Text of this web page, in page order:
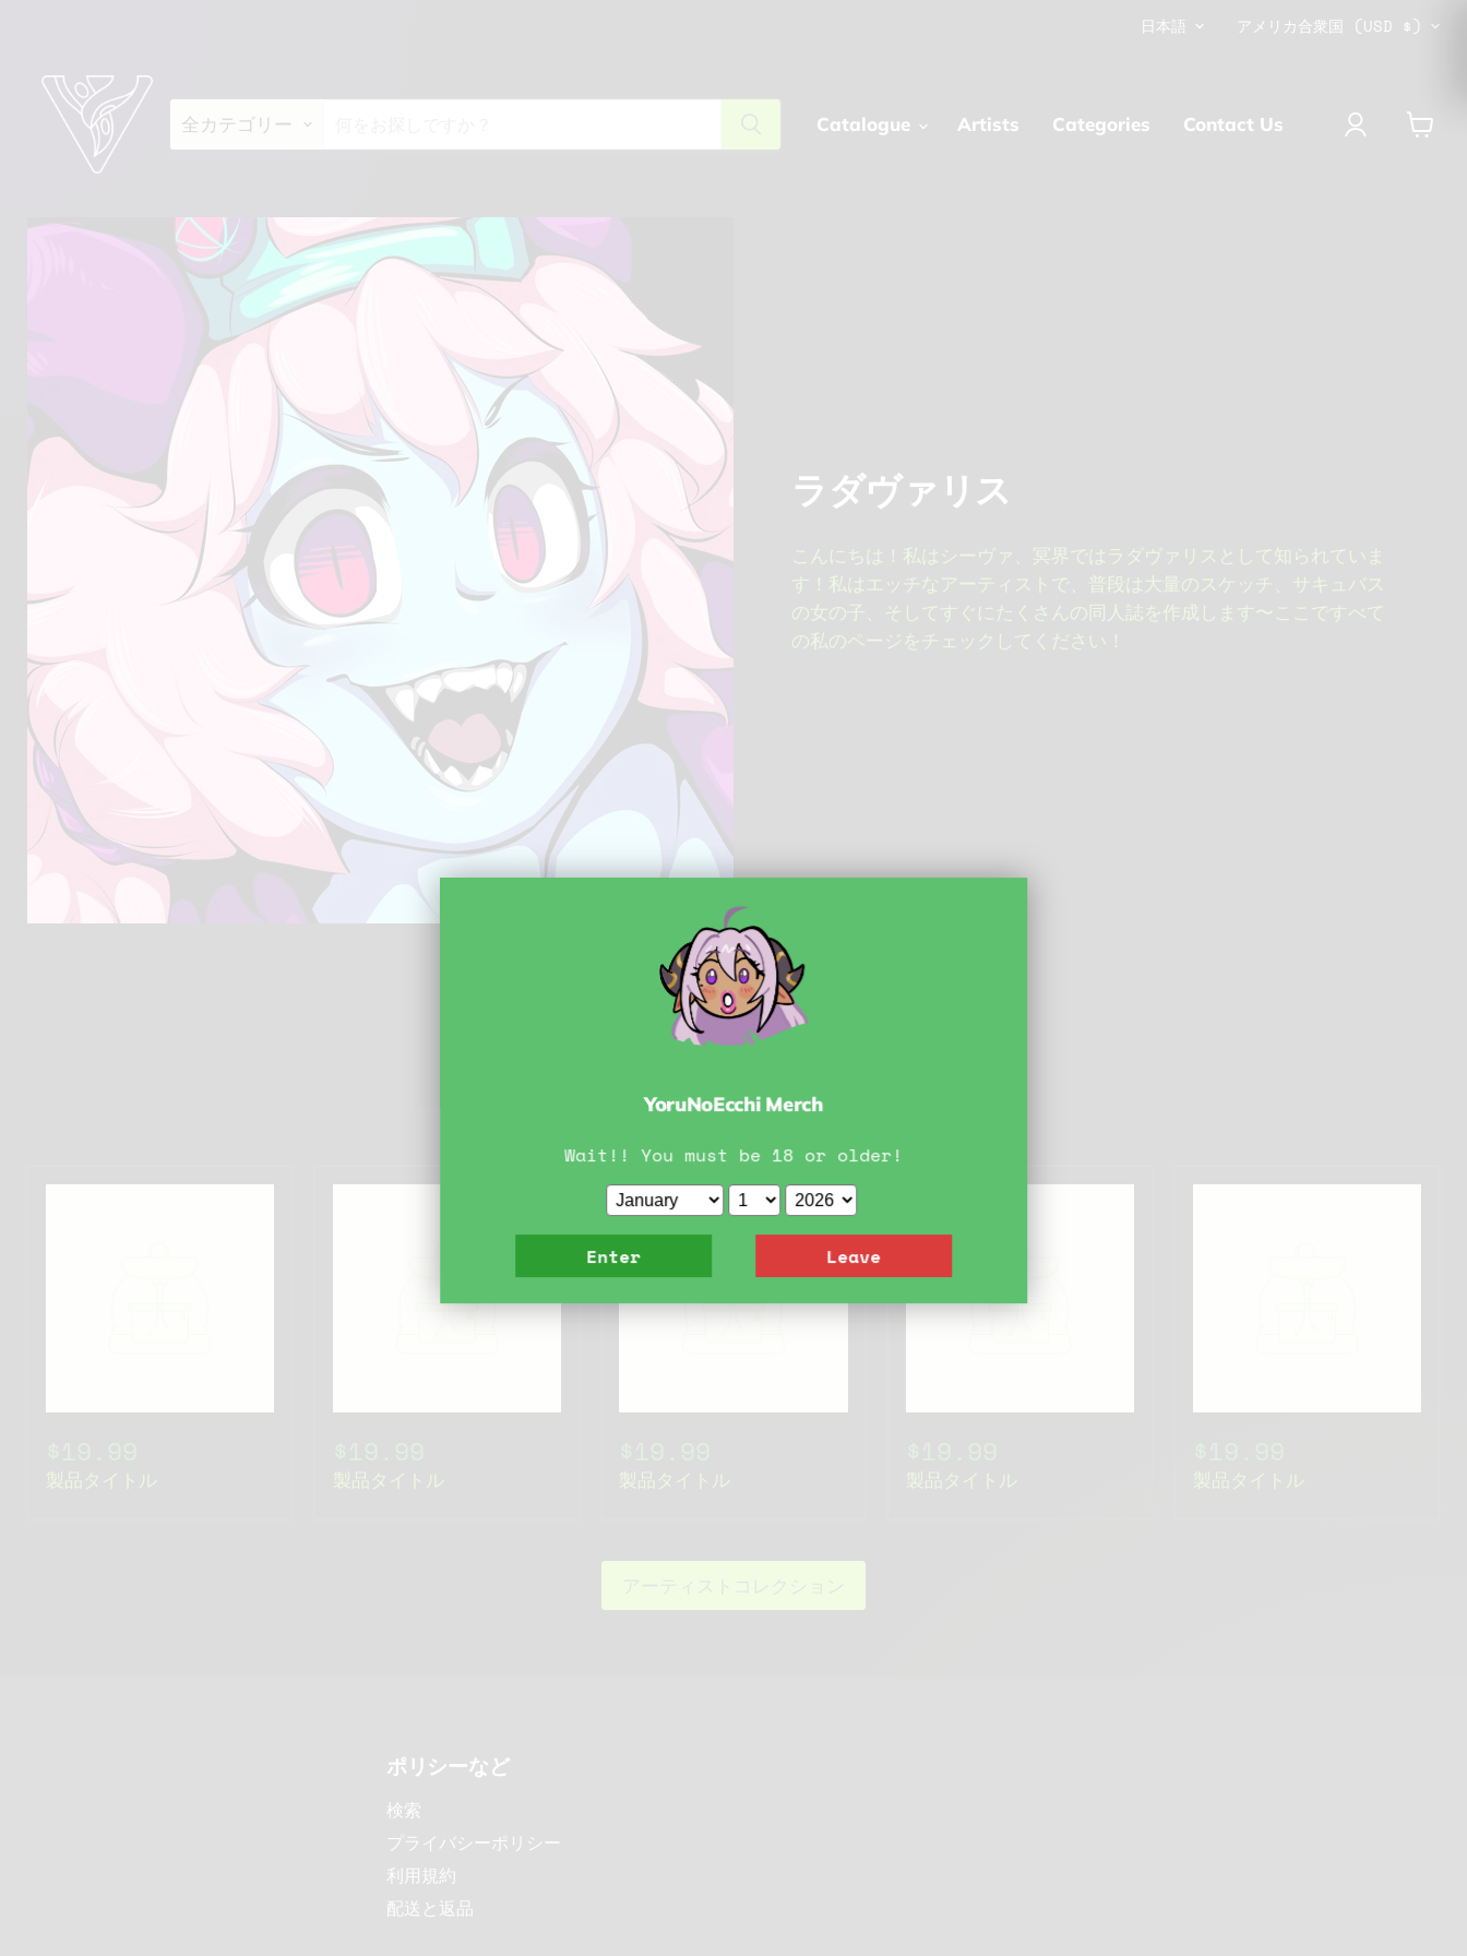
言
日本語 国
アメリカ合衆国 (USD $)
全カテゴリー Catalogue Artists Categories Contact Us
カ
ラダヴァリス
こんにちは！私はシーヴァ、冥界ではラダヴァリスとして知られていま
す！私はエッチなアーティストで、普段は大量のスケッチ、サキュバス
の女の子、そしてすぐにたくさんの同人誌を作成します〜ここですべて
の私のページをチェックしてください！
製品タイトル 製品タイトル 製品タイトル 製品タイトル 製品タイトル
アーティストコレクション
ポリシーなど
検索
プライバシーポリシー
利用規約
配送と返品
YoruNoEcchi Merch
Wait!! You must be 18 or older!
Enter Leave